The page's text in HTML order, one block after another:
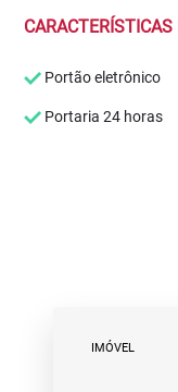
Portão eletrônico
Portaria 24 horas
IMÓVEL